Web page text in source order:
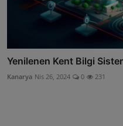
Yenilenen Kent Bilgi
Kanarya Nis 26, 2024 0 231